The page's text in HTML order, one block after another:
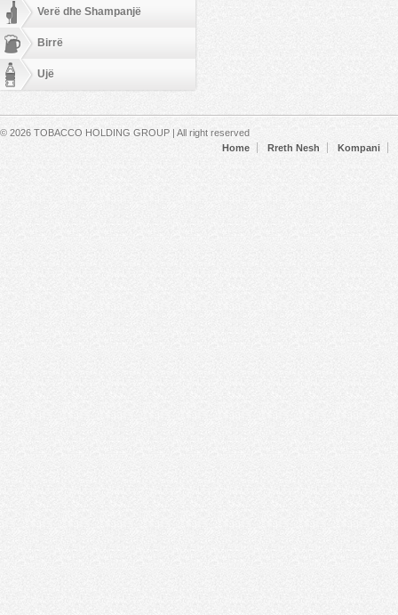
Verë dhe Shampanjë
Birrë
Ujë
© 2026 TOBACCO HOLDING GROUP | All right reserved
Secondary menu
Home Rreth Nesh Kompani